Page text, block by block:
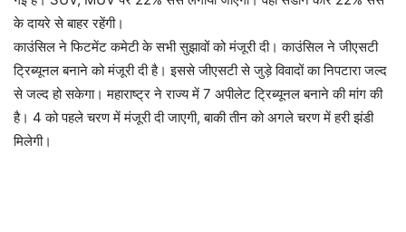
के दायरे से बाहर रहेंगी।
काउंसिल ने फिटमेंट कमेटी के सभी सुझावों को मंजूरी दी। काउंसिल ने जीएसटी
ट्रिब्यूनल बनाने को मंजूरी दी है। इससे जीएसटी से जुड़े विवादों का निपटारा जल्द
से जल्द हो सकेगा। महाराष्ट्र ने राज्य में 7 अपीलेट ट्रिब्यूनल बनाने की मांग की
है। 4 को पहले चरण में मंजूरी दी जाएगी, बाकी तीन को अगले चरण में हरी झंडी
मिलेगी।